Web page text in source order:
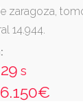
zaragoza,
14.944.
28 s